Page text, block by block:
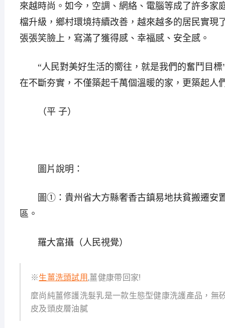
來越時尚。如今，空調、網絡、電腦等成了許多家
檔升級，鄉村環境持續改善，越來越多的居民實現
張張笑臉上，寫滿了獲得感、幸福感、安全感。
“人民對美好生活的嚮往，就是我們的奮鬥目標
在不斷夯實，不僅築起千萬個溫暖的家，更築起
（平 子）
圖片說明：
圖①：貴州省大方縣奢香古鎮易地扶貧搬遷安
區。
羅大富攝（人民視覺）
※生薑洗頭試用 ,薑健康帶回家!
麼尚純薑修護洗髮乳是一款生態型健康洗護產品，無
皮及頭皮層油膩